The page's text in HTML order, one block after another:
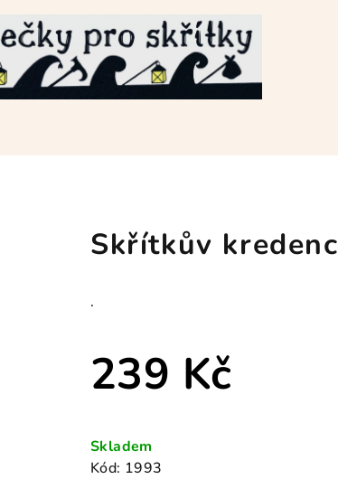
Skřítkův kredenc
.
239 Kč
cena:
Skladem
Kód: 1993